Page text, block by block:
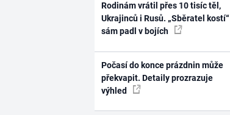
Rodinám vrátil přes 10 tisíc těl,
Ukrajinců i Rusů. „Sběratel kostí“
sám padl v bojích
Počasí do konce prázdnin může
překvapit. Detaily prozrazuje
výhled